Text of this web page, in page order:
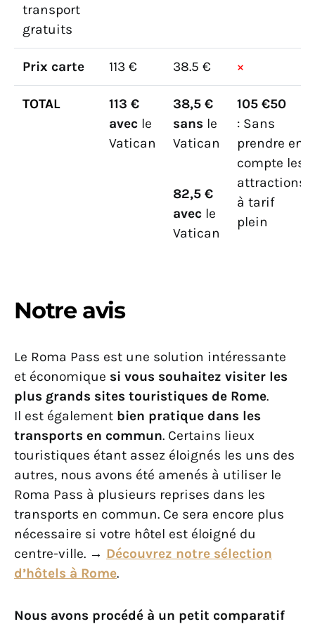
transport
gratuits
Prix carte 113 € 38.5 € ×
TOTAL
113 €
avec le
Vatican
38,5 €
sans le
Vatican
82,5 €
avec le
Vatican
105 €50
: Sans
prendre en
compte les
attractions
à tarif
plein
Notre avis
Le Roma Pass est une solution intéressante
et économique si vous souhaitez visiter les
plus grands sites touristiques de Rome.
Il est également bien pratique dans les
transports en commun. Certains lieux
touristiques étant assez éloignés les uns des
autres, nous avons été amenés à utiliser le
Roma Pass à plusieurs reprises dans les
transports en commun. Ce sera encore plus
nécessaire si votre hôtel est éloigné du
centre-ville. → Découvrez notre sélection
d’hôtels à Rome.
Nous avons procédé à un petit comparatif